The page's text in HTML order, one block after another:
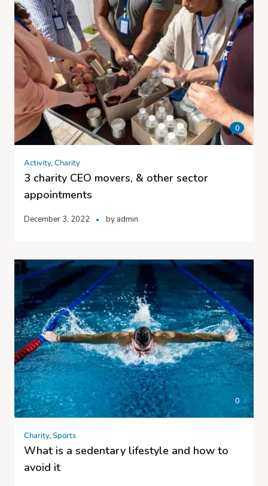
0
Activity,Charity
3 charity CEO movers, & other sector
appointments
December 3, 2022 by admin
0
Charity,Sports
What is a sedentary lifestyle and how to
avoid it